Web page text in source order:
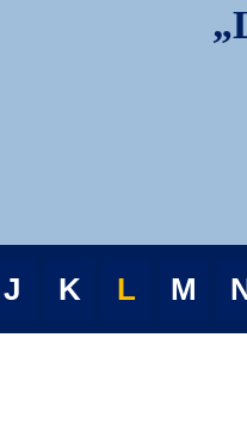
J K L M